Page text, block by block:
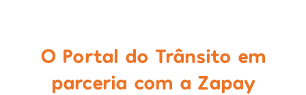
O Portal do Trânsito em
parceria com a Zapay